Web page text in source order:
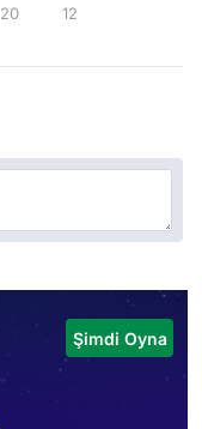
20 12
Şimdi Oyna